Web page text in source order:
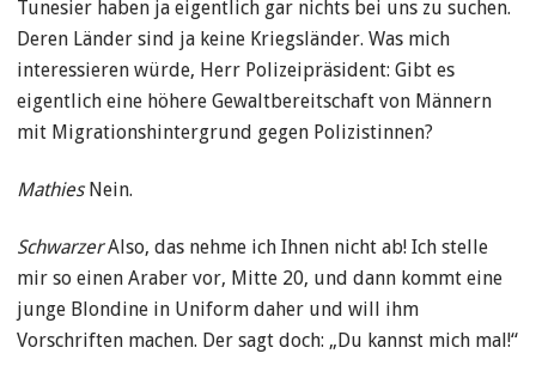
Tunesier haben ja eigentlich gar nichts bei uns zu suchen.
Deren Länder sind ja keine Kriegsländer. Was mich
interessieren würde, Herr Polizeipräsident: Gibt es
eigentlich eine höhere Gewaltbereitschaft von Männern
mit Migrationshintergrund gegen Polizistinnen?
MathiesNein.
SchwarzerAlso, das nehme ich Ihnen nicht ab! Ich stelle
mir so einen Araber vor, Mitte 20, und dann kommt eine
junge Blondine in Uniform daher und will ihm
Vorschriften machen. Der sagt doch: „Du kannst mich mal!“